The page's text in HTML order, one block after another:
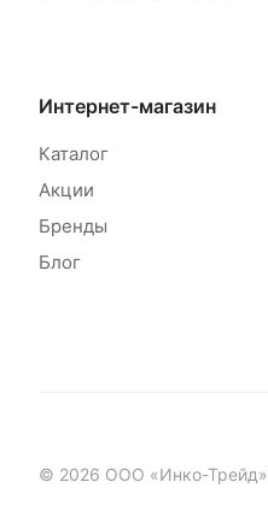
Интернет-магазин
Каталог
Акции
Бренды
Блог
© 2026 ООО «Инко-Трейд»